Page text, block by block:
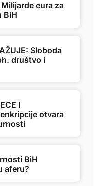
Milijarde eura za
BiH
Sloboda
društvo i
I
enkripcije otvara
BiH
aferu?